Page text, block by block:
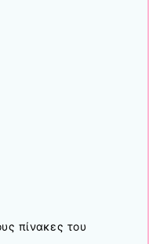
πίνακες του